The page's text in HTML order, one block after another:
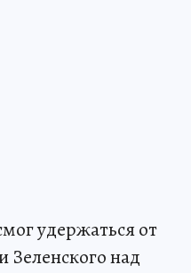
удержаться от
Зеленского над